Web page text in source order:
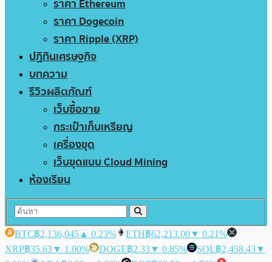
ราคา Ethereum
ราคา Dogecoin
ราคา Ripple (XRP)
ปฏิทินเศรษฐกิจ
บทความ
รีวิวผลิตภัณฑ์
เว็บซื้อขาย
กระเป๋าเก็บเหรียญ
เครื่องขุด
เว็บขุดแบบ Cloud Mining
ห้องเรียน
BTC฿2,136,045 ▲ 0.23% ETH฿62,213.00▼ 0.21%
XRP฿35.63▼ 1.00% DOGE฿2.33▼ 0.85% SOL฿2,458.43▼